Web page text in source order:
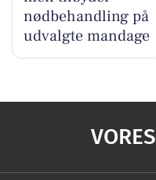
nødbehandling på
udvalgte mandage
VORES